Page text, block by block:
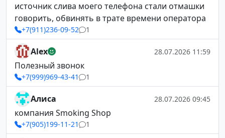
источник слива моего телефона стали отмашки
говорить, обвинять в трате времени оператора
+7(911)236-09-52 1
Alex 28.07.2026 11:59
Полезный звонок
+7(999)969-43-41 1
Алиса 28.07.2026 09:45
компания Smoking Shop
+7(905)199-11-21 1